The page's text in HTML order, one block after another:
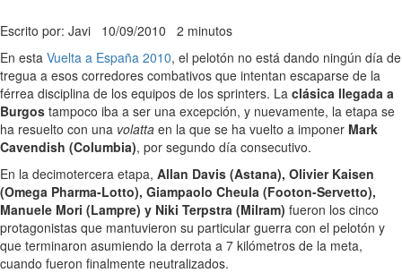
Escrito por: Javi 10/09/2010 2 minutos
En esta Vuelta a España 2010, el pelotón no está dando ningún día de
tregua a esos corredores combativos que intentan escaparse de la
férrea disciplina de los equipos de los sprinters. La clásica llegada a
Burgos tampoco iba a ser una excepción, y nuevamente, la etapa se
ha resuelto con una volatta en la que se ha vuelto a imponer Mark
Cavendish (Columbia), por segundo día consecutivo.
En la decimotercera etapa, Allan Davis (Astana), Olivier Kaisen
(Omega Pharma-Lotto), Giampaolo Cheula (Footon-Servetto),
Manuele Mori (Lampre) y Niki Terpstra (Milram) fueron los cinco
protagonistas que mantuvieron su particular guerra con el pelotón y
que terminaron asumiendo la derrota a 7 kilómetros de la meta,
cuando fueron finalmente neutralizados.